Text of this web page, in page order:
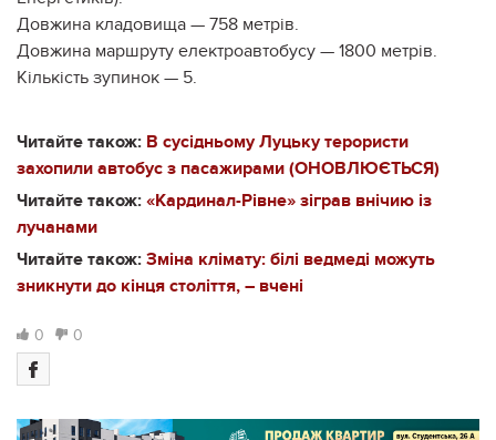
Довжина кладовища — 758 метрів.
Довжина маршруту електроавтобусу — 1800 метрів.
Кількість зупинок — 5.
Читайте також: В сусідньому Луцьку терористи
захопили автобус з пасажирами (ОНОВЛЮЄТЬСЯ)
Читайте також: «Кардинал-Рівне» зіграв внічию із
лучанами
Читайте також: Зміна клімату: білі ведмеді можуть
зникнути до кінця століття, – вчені
0 0